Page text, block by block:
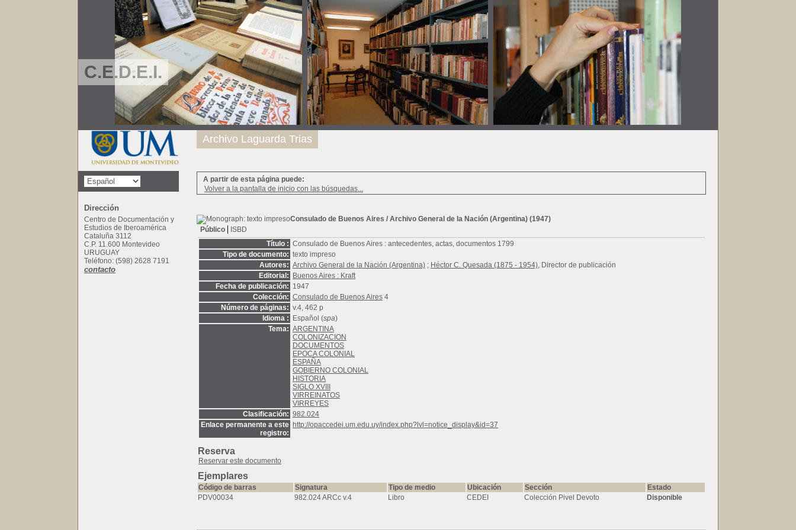
C.E.D.E.I.
A partir de esta página puede:
Volver a la pantalla de inicio con las búsquedas...
Consulado de Buenos Aires / Archivo General de la Nación (Argentina) (1947)
Público
ISBD
Título : Consulado de Buenos Aires : antecedentes, actas, documentos 1799
Tipo de documento: texto impreso
Autores: Archivo General de la Nación (Argentina) ; Héctor C. Quesada (1875 - 1954), Director de publicación
Editorial:
Buenos Aires : Kraft
Fecha de publicación: 1947
Colección: Consulado de Buenos Aires 4
Número de páginas: v.4, 462 p
Idioma :
Español (spa)
Tema: ARGENTINA
COLONIZACION
DOCUMENTOS
EPOCA COLONIAL
ESPAÑA
GOBIERNO COLONIAL
HISTORIA
SIGLO XVIII
VIRREINATOS
VIRREYES
Clasificación: 982.024
Enlace permanente a este
registro:
http://opaccedei.um.edu.uy/index.php?lvl=notice_display&id=37
Reserva
Reservar este documento
Ejemplares
Código de barras Signatura Tipo de medio Ubicación Sección
Estado
PDV00034
982.024 ARCc v.4 Libro CEDEI Colección Pivel Devoto Disponible
Archivo Laguarda Trias
Dirección
Centro de Documentación y
Estudios de Iberoamérica
Cataluña 3112
C.P. 11.600 Montevideo
URUGUAY
Teléfono: (598) 2628 7191
contacto